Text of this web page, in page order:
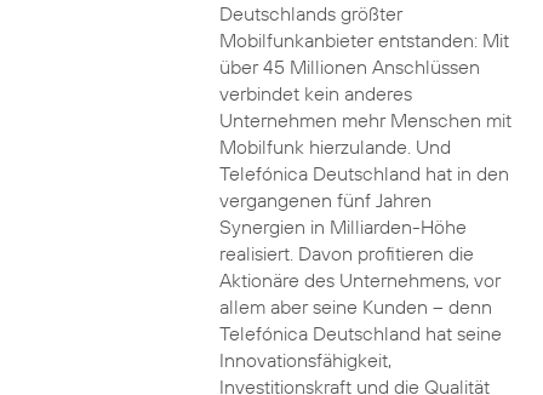
Deutschlands größter
Mobilfunkanbieter entstanden: Mit
über 45 Millionen Anschlüssen
verbindet kein anderes
Unternehmen mehr Menschen mit
Mobilfunk hierzulande. Und
Telefónica Deutschland hat in den
vergangenen fünf Jahren
Synergien in Milliarden-Höhe
realisiert. Davon profitieren die
Aktionäre des Unternehmens, vor
allem aber seine Kunden – denn
Telefónica Deutschland hat seine
Innovationsfähigkeit,
Investitionskraft und die Qualität